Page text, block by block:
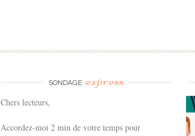
SONDAGE express
Chers lecteurs,
Accordez-moi 2 min de votre temps pour